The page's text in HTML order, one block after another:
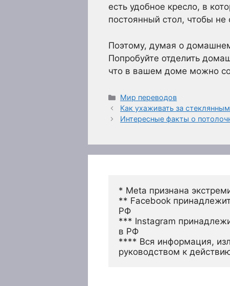
есть удобное кресло, в
постоянный стол, чтобы не
Поэтому, думая о
Попробуйте отделить
что в вашем доме можно
Рубрики
Мир переводов
Как ухаживать за
Интересные факты о
* Meta признана
** Facebook
РФ
*** Instagram
в РФ
**** Вся информация,
руководством к